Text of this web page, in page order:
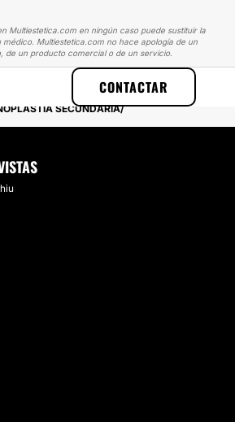
Multiestetica.com en ningún caso puede sustituir la
Multiestetica.com no hace apología de un
de un producto comercial o de un servicio.
CONTACTAR
SOBRE RINOPLASTIA
SECUNDARÍA